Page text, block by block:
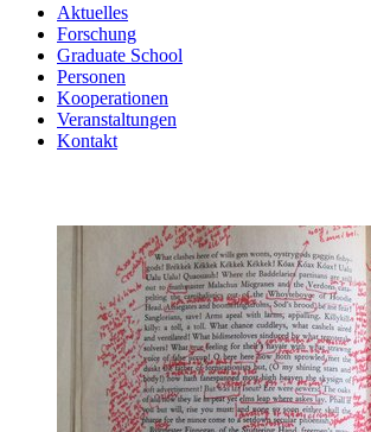
Aktuelles
Forschung
Graduate School
Personen
Kooperationen
Veranstaltungen
Kontakt